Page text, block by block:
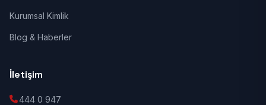
Kurumsal Kimlik
Blog & Haberler
İletişim
444 0 947